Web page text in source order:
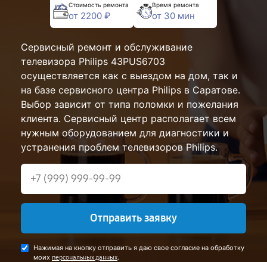
Стоимость ремонта
от 2200 ₽
Время ремонта
от 30 мин
Сервисный ремонт и обслуживание
телевизора Philips 43PUS6703
осуществляется как с выездом на дом, так и
на базе сервисного центра Philips в Саратове.
Выбор зависит от типа поломки и пожелания
клиента. Сервисный центр располагает всем
нужным оборудованием для диагностики и
устранения проблем телевизоров Philips.
Отправить заявку
Нажимая на кнопку отправить я даю свое согласие на обработку
моих персональных данных.